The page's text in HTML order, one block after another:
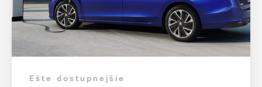
Ešte dostupnejšie